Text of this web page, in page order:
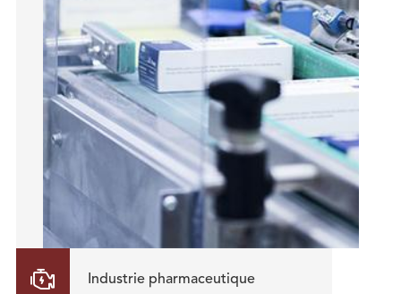
 Industrie pharmaceutique